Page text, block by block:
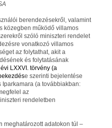
berendezésekről, valamint
közegben működő villamos
szóló miniszteri rendelet
vonatkozó villamos
az folytathat, akit a
és folytatásának
LXXVI. törvény (a
e szerinti bejelentése
(a továbbiakban:
az
rendeletben
meghatározott adatokon túl –